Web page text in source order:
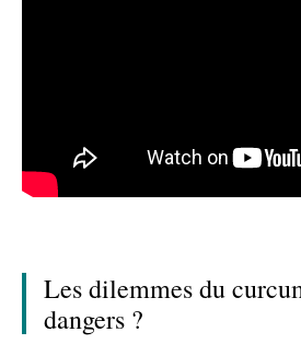
Les dilemmes du
dangers ?